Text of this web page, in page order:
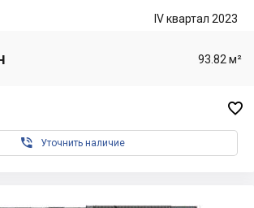
IV квартал 2023
93.82 м²

 Уточнить наличие